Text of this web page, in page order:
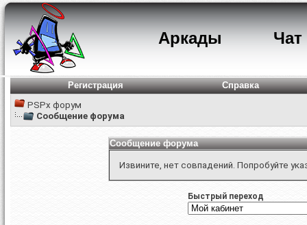
Аркады Чат
Регистрация
Справка
PSPx форум
Сообщение форума
Сообщение форума
Извините, нет совпадений. Попробуйте
Быстрый переход